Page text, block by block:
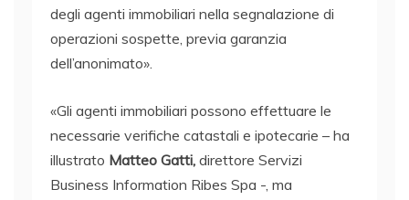
degli agenti immobiliari nella segnalazione di
operazioni sospette, previa garanzia
dell’anonimato».
«Gli agenti immobiliari possono effettuare le
necessarie verifiche catastali e ipotecarie – ha
illustrato Matteo Gatti, direttore Servizi
Business Information Ribes Spa -, ma